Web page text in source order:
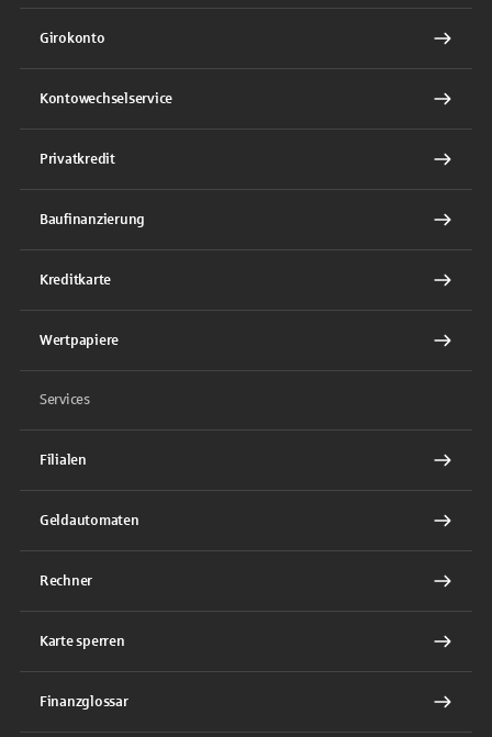
Girokonto
Kontowechselservice
Privatkredit
Baufinanzierung
Kreditkarte
Wertpapiere
Services
Filialen
Geldautomaten
Rechner
Karte sperren
Finanzglossar